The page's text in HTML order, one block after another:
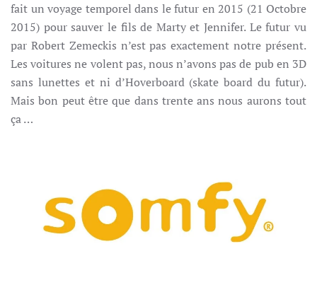
fait un voyage temporel dans le futur en 2015 (21 Octobre
2015) pour sauver le fils de Marty et Jennifer. Le futur vu
par Robert Zemeckis n’est pas exactement notre présent.
Les voitures ne volent pas, nous n’avons pas de pub en 3D
sans lunettes et ni d’Hoverboard (skate board du futur).
Mais bon peut être que dans trente ans nous aurons tout
ça …